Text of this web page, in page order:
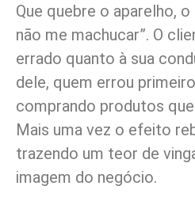
Que quebre o aparelho,
não me machucar”. O
errado quanto à sua
dele, quem errou
comprando produtos
Mais uma vez o efeito
trazendo um teor de
imagem do negócio.